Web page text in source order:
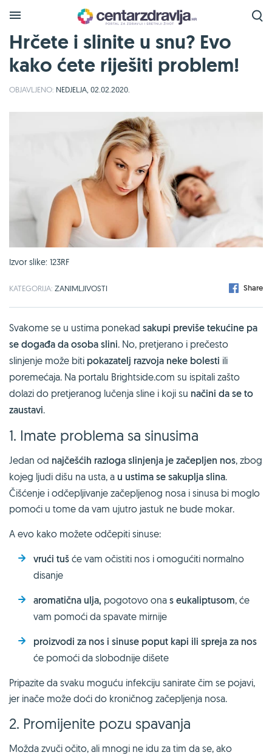
Hrčete i slinite u snu? Evo
kako ćete riješiti problem!
OBJAVLJENO: NEDJELJA, 02.02.2020.
Izvor slike: 123RF
KATEGORIJA: ZANIMLJIVOSTI Share
Svakome se u ustima ponekad sakupi previše tekućine pa
se događa da osoba slini. No, pretjerano i prečesto
slinjenje može biti pokazatelj razvoja neke bolesti ili
poremećaja. Na portalu Brightside.com su ispitali zašto
dolazi do pretjeranog lučenja sline i koji su načini da se to
zaustavi.
1. Imate problema sa sinusima
Jedan od najčešćih razloga slinjenja je začepljen nos, zbog
kojeg ljudi dišu na usta, a u ustima se sakuplja slina.
Čišćenje i odčepljivanje začepljenog nosa i sinusa bi moglo
pomoći u tome da vam ujutro jastuk ne bude mokar.
A evo kako možete odčepiti sinuse:
vrući tuš će vam očistiti nos i omogućiti normalno
disanje
aromatična ulja, pogotovo ona s eukaliptusom, će
vam pomoći da spavate mirnije
proizvodi za nos i sinuse poput kapi ili spreja za nos
će pomoći da slobodnije dišete
Pripazite da svaku moguću infekciju sanirate čim se pojavi,
jer inače može doći do kroničnog začepljenja nosa.
2. Promijenite pozu spavanja
Možda zvuči očito, ali mnogi ne idu za tim da se, ako